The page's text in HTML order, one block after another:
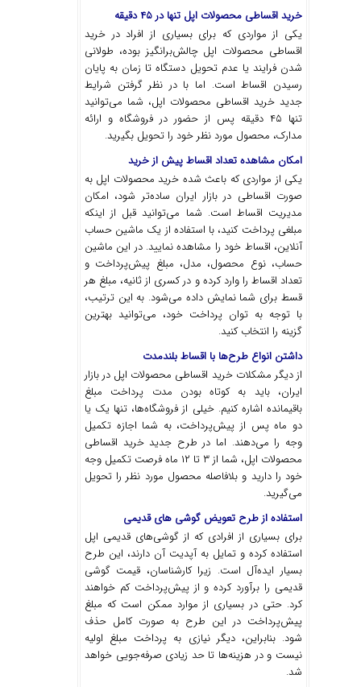
خرید اقساطی محصولات اپل تنها در ۴۵ دقیقه
یکی از مواردی که برای بسیاری از افراد در خرید
اقساطی محصولات اپل چالش‌برانگیز بوده، طولانی
شدن فرایند یا عدم تحویل دستگاه تا زمان به پایان
رسیدن اقساط است. اما با در نظر گرفتن شرایط
جدید خرید اقساطی محصولات اپل، شما می‌توانید
تنها ۴۵ دقیقه پس از حضور در فروشگاه و ارائه
مدارک، محصول مورد نظر خود را تحویل بگیرید.
امکان مشاهده تعداد اقساط پیش از خرید
یکی از مواردی که باعث شده خرید محصولات اپل به
صورت اقساطی در بازار ایران ساده‌تر شود، امکان
مدیریت اقساط است. شما می‌توانید قبل از اینکه
مبلغی پرداخت کنید، با استفاده از یک ماشین حساب
آنلاین، اقساط خود را مشاهده نمایید. در این ماشین
حساب، نوع محصول، مدل، مبلغ پیش‌پرداخت و
تعداد اقساط را وارد کرده و در کسری از ثانیه، مبلغ هر
قسط برای شما نمایش داده می‌شود. به این ترتیب،
با توجه به توان پرداخت خود، می‌توانید بهترین
گزینه را انتخاب کنید.
داشتن انواع طرح‌ها با اقساط بلندمدت
از دیگر مشکلات خرید اقساطی محصولات اپل در بازار
ایران، باید به کوتاه بودن مدت پرداخت مبلغ
باقیمانده اشاره کنیم. خیلی از فروشگاه‌ها، تنها یک یا
دو ماه پس از پیش‌پرداخت، به شما اجازه تکمیل
وجه را می‌دهند. اما در طرح جدید خرید اقساطی
محصولات اپل، شما از ۳ تا ۱۲ ماه فرصت تکمیل وجه
خود را دارید و بلافاصله محصول مورد نظر را تحویل
می‌گیرید.
استفاده از طرح تعویض گوشی های قدیمی
برای بسیاری از افرادی که از گوشی‌های قدیمی اپل
استفاده کرده و تمایل به آپدیت آن دارند، این طرح
بسیار ایده‌آل است. زیرا کارشناسان، قیمت گوشی
قدیمی را برآورد کرده و از پیش‌پرداخت کم خواهند
کرد. حتی در بسیاری از موارد ممکن است که مبلغ
پیش‌پرداخت در این طرح به صورت کامل حذف
شود. بنابراین، دیگر نیازی به پرداخت مبلغ اولیه
نیست و در هزینه‌ها تا حد زیادی صرفه‌جویی خواهد
شد.